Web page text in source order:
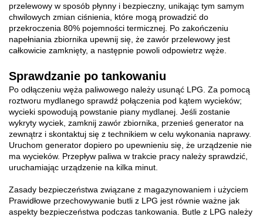
przelewowy w sposób płynny i bezpieczny, unikając tym samym
chwilowych zmian ciśnienia, które mogą prowadzić do
przekroczenia 80% pojemności termicznej. Po zakończeniu
napełniania zbiornika upewnij się, że zawór przelewowy jest
całkowicie zamknięty, a następnie powoli odpowietrz węże.
Sprawdzanie po tankowaniu
Po odłączeniu węża paliwowego należy usunąć LPG. Za pomocą
roztworu mydlanego sprawdź połączenia pod kątem wycieków;
wycieki spowodują powstanie piany mydlanej. Jeśli zostanie
wykryty wyciek, zamknij zawór zbiornika, przenieś generator na
zewnątrz i skontaktuj się z technikiem w celu wykonania naprawy.
Uruchom generator dopiero po upewnieniu się, że urządzenie nie
ma wycieków. Przepływ paliwa w trakcie pracy należy sprawdzić,
uruchamiając urządzenie na kilka minut.
Zasady bezpieczeństwa związane z magazynowaniem i użyciem
Prawidłowe przechowywanie butli z LPG jest równie ważne jak
aspekty bezpieczeństwa podczas tankowania. Butle z LPG należy